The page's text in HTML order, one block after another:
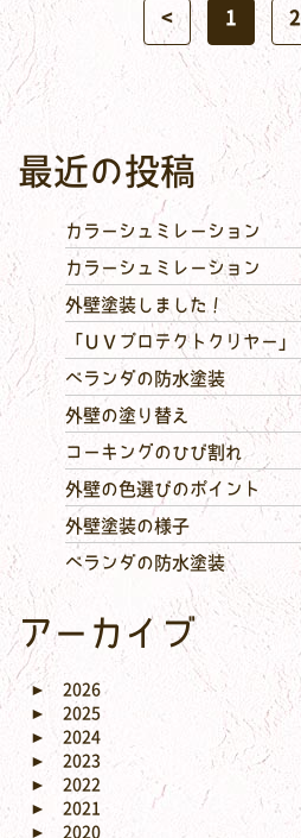
< 1 2
最近の投稿
カラーシュミレーション
カラーシュミレーション
外壁塗装しました！
「ＵＶプロテクトクリヤー」
ベランダの防水塗装
外壁の塗り替え
コーキングのひび割れ
外壁の色選びのポイント
外壁塗装の様子
ベランダの防水塗装
アーカイブ
► 2026
►
2025
►
2024
►
2023
►
2022
►
2021
►
2020